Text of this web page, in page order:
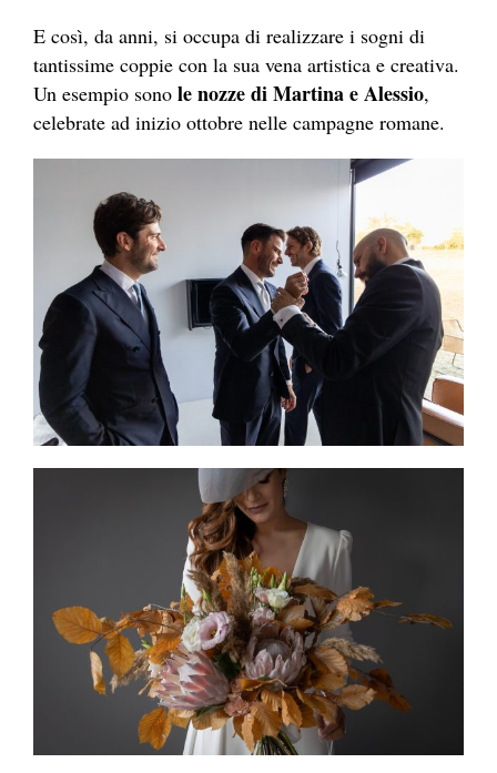
E così, da anni, si occupa di realizzare i sogni di
tantissime coppie con la sua vena artistica e creativa.
Un esempio sono le nozze di Martina e Alessio,
celebrate ad inizio ottobre nelle campagne romane.